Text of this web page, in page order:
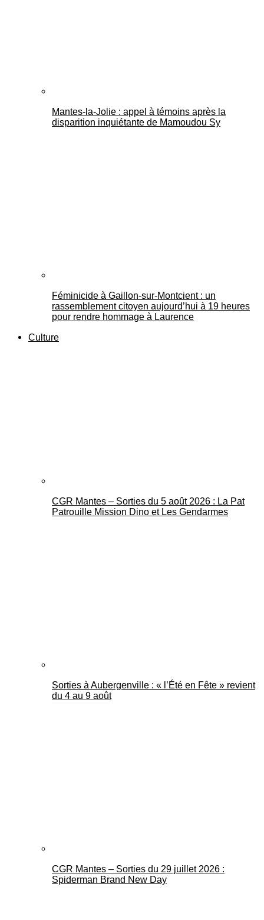
Mantes-la-Jolie : appel à témoins après la
disparition inquiétante de Mamoudou Sy
Féminicide à Gaillon‑sur‑Montcient : un
rassemblement citoyen aujourd’hui à 19 heures
pour rendre hommage à Laurence
Culture
CGR Mantes – Sorties du 5 août 2026 : La Pat
Patrouille Mission Dino et Les Gendarmes
Sorties à Aubergenville : « l’Été en Fête » revient
du 4 au 9 août
CGR Mantes – Sorties du 29 juillet 2026 :
Spiderman Brand New Day